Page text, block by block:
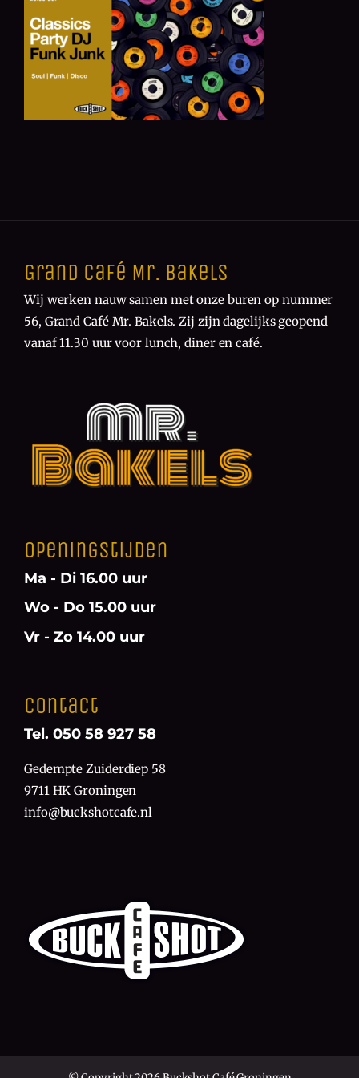
Grand Café Mr. Bakels
Wij werken nauw samen met onze buren op nummer
56, Grand Café Mr. Bakels. Zij zijn dagelijks geopend
vanaf 11.30 uur voor lunch, diner en café.
Openingstijden
Ma - Di 16.00 uur
Wo - Do 15.00 uur
Vr - Zo 14.00 uur
Contact
Tel. 050 58 927 58
Gedempte Zuiderdiep 58
9711 HK Groningen
info@buckshotcafe.nl